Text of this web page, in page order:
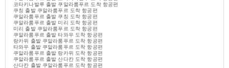
코타키나발루 출발 쿠알라룸푸르 도착 항공편
쿠칭 출발 쿠알라룸푸르 도착 항공편
쿠알라룸푸르 출발 쿠칭 도착 항공편
쿠알라룸푸르 출발 미리 도착 항공편
미리 출발 쿠알라룸푸르 도착 항공편
쿠알라룸푸르 출발 타와우 도착 항공편
랑카위 출발 쿠알라룸푸르 도착 항공편
타와우 출발 쿠알라룸푸르 도착 항공편
쿠알라룸푸르 출발 랑카위 도착 항공편
쿠알라룸푸르 출발 산다칸 도착 항공편
산다칸 출발 쿠알라룸푸르 도착 항공편